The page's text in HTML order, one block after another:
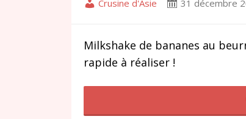
Crusine d'Asie 31 décembre
Milkshake de bananes au
rapide à réaliser !